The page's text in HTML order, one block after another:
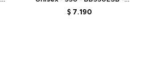
WHITE
$ 7.190